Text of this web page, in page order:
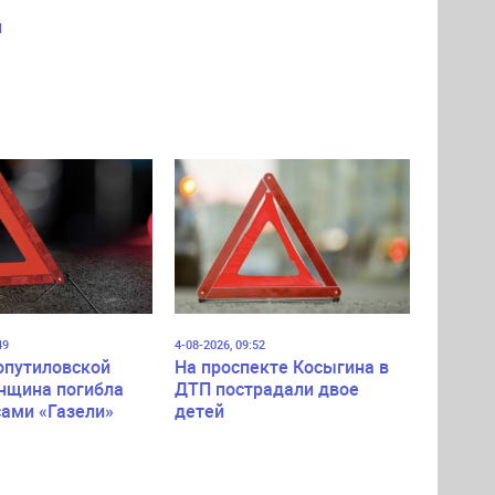
погибла
«Газели»
4-08-2026, 09:52
На проспекте Косыгина в
ДТП пострадали двое
детей